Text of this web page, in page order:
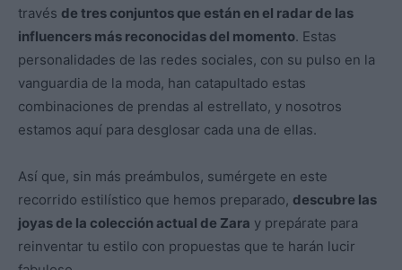
través de tres conjuntos que están en el radar de las
influencers más reconocidas del momento. Estas
personalidades de las redes sociales, con su pulso en la
vanguardia de la moda, han catapultado estas
combinaciones de prendas al estrellato, y nosotros
estamos aquí para desglosar cada una de ellas.
Así que, sin más preámbulos, sumérgete en este
recorrido estilístico que hemos preparado, descubre las
joyas de la colección actual de Zara y prepárate para
reinventar tu estilo con propuestas que te harán lucir